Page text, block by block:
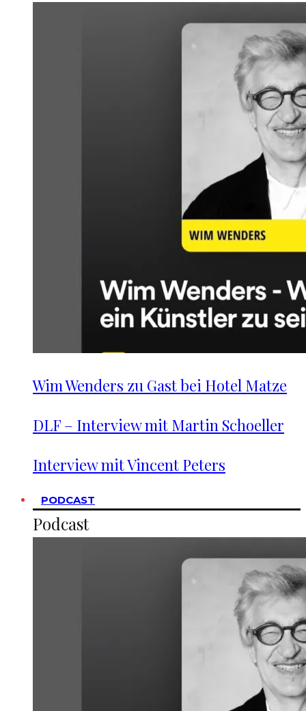
Wim Wenders zu Gast bei Hotel Matze
DLF – Interview mit Martin Schoeller
Interview mit Vincent Peters
PODCAST
Podcast